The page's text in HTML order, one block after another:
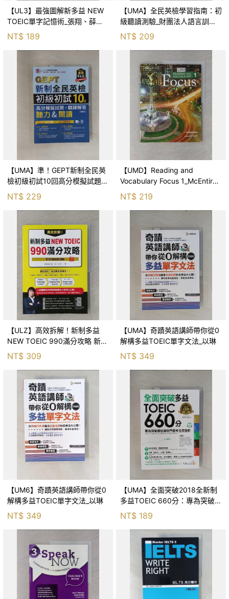
【UL3】最強圖解新多益 NEW
TOEIC單字記憶術_張翔、薛詩
怡
NT$ 189
【UMA】全民英檢學習指南：初
級聽讀測驗_財團法人語言訓練
測驗中心
NT$ 209
【UMA】準！GEPT新制全民英
檢初級初試10回高分模擬試題
+翻譯解答(聽力&閱讀)-試題本
+翻譯解答本+1MP3+ QR Code
NT$ 229
【UMD】Reading and
Vocabulary Focus 1_McEntire,
Jo
NT$ 219
【ULZ】高效拆解！新制多益
NEW TOEIC 990滿分攻略 新版
_濱崎潤之輔, 譯者：葉紋芳
NT$ 309
【UMA】奇蹟英語講師帶你從0
解構多益TOEIC單字文法_以琳
NT$ 349
【UM6】奇蹟英語講師帶你從0
解構多益TOEIC單字文法_以琳
NT$ 349
【UMA】全面突破2018全新制
多益TOEIC 660分：專為突破最
低錄取門檻考生而設計(附
1CD)_Dean Liao
NT$ 189